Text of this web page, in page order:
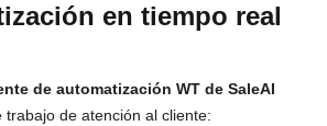
en tiempo real
de automatización WT de SaleAI
trabajo de atención al cliente: